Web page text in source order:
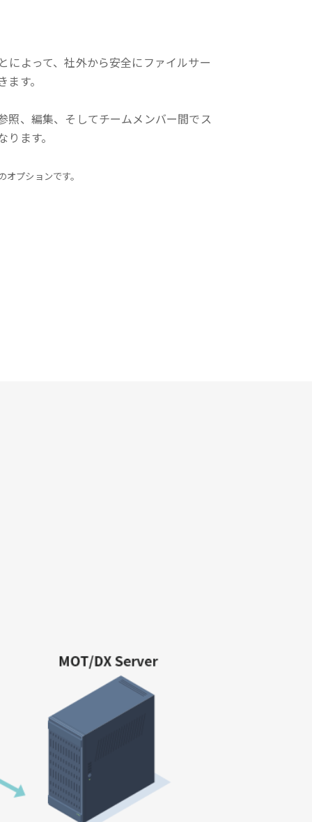
によって、社外から安全にファイルサー
す。
照、編集、そしてチームメンバー間でス
ます。
プションです。